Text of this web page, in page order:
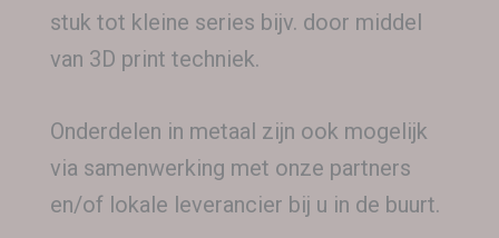
stuk tot kleine series bijv. door middel
van 3D print techniek.
Onderdelen in metaal zijn ook mogelijk
via samenwerking met onze partners
en/of lokale leverancier bij u in de buurt.